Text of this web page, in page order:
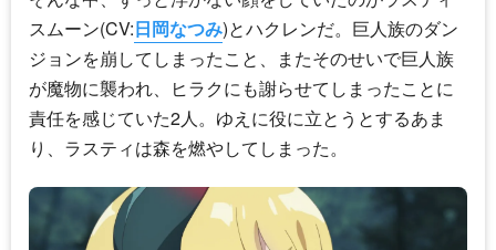
スムーン(CV:日岡なつみ)とハクレンだ。巨人族のダン
ジョンを崩してしまったこと、またそのせいで巨人族
が魔物に襲われ、ヒラクにも謝らせてしまったことに
責任を感じていた2人。ゆえに役に立とうとするあま
り、ラスティは森を燃やしてしまった。